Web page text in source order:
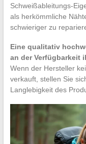
Schweißableitungs-
als herkömmliche
schwieriger zu
Eine qualitativ
an der Verfügbarkeit
Wenn der Hersteller
verkauft, stellen Sie
Langlebigkeit des